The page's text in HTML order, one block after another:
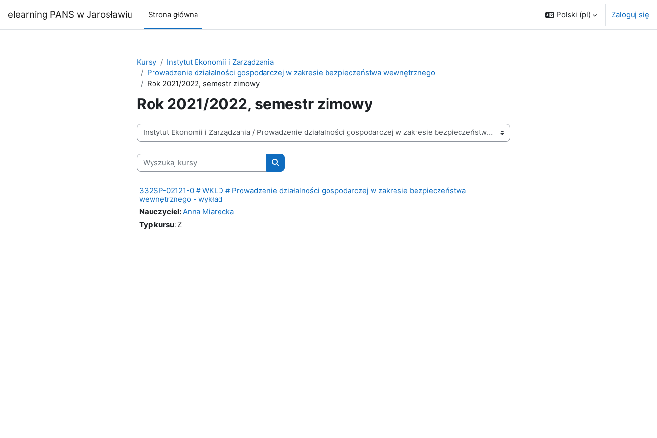
elearning PANS w Jarosławiu Strona główna Polski ‎(pl)‎ Zaloguj się
Kursy
Instytut Ekonomii i Zarządzania
Prowadzenie działalności gospodarczej w zakresie bezpieczeństwa wewnętrznego
Rok 2021/2022, semestr zimowy
Rok 2021/2022, semestr zimowy
Kategorie kursów
Wyszukaj kursy
Wyszukaj kursy
332SP-02121-0 # WKLD # Prowadzenie działalności gospodarczej w zakresie bezpieczeństwa
wewnętrznego - wykład
Nauczyciel:Anna Miarecka
Typ kursu: Z